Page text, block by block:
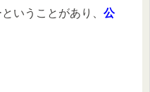
ということがあり、公